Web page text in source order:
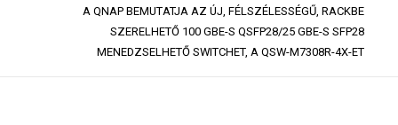
A QNAP BEMUTATJA AZ ÚJ, FÉLSZÉLESSÉGŰ, RACKBE
SZERELHETŐ 100 GBE-S QSFP28/25 GBE-S SFP28
MENEDZSELHETŐ SWITCHET, A QSW-M7308R-4X-ET